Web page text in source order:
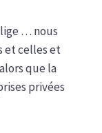
… nous
et celles et
que la
privées